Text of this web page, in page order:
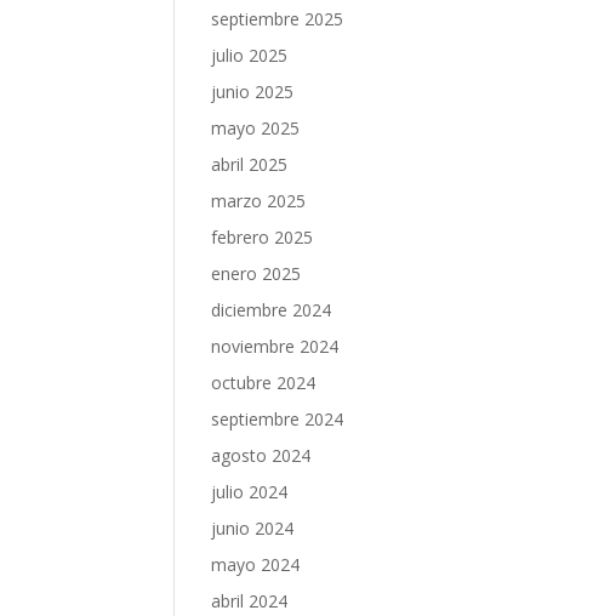
septiembre 2025
julio 2025
junio 2025
mayo 2025
abril 2025
marzo 2025
febrero 2025
enero 2025
diciembre 2024
noviembre 2024
octubre 2024
septiembre 2024
agosto 2024
julio 2024
junio 2024
mayo 2024
abril 2024